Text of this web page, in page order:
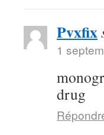
Pvxfix
1
drug